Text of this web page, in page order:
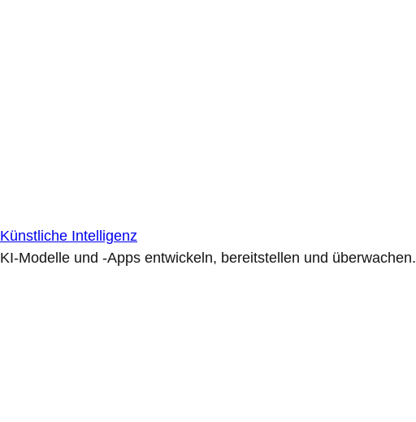
Künstliche Intelligenz
KI-Modelle und -Apps entwickeln, bereitstellen und überwachen.